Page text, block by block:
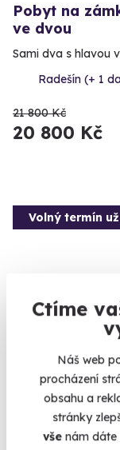
Ctíme
Náš web
procházení
obsahu a
stránky
vše nám dáte
Pobyt na
ve dvou
Sami dva s hlavou
Radešín (+ 1
21 800 Kč
20 800 Kč
Volný termín
Zážitková
11 zbraní
Vyzkoušejte si
stříleček!